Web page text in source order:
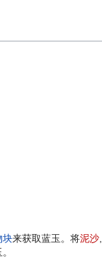
块来获取蓝玉。将泥沙